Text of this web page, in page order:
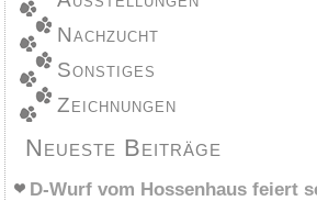
Nachzucht
Sonstiges
Zeichnungen
Neueste Beiträge
D-Wurf vom Hossenhaus feiert